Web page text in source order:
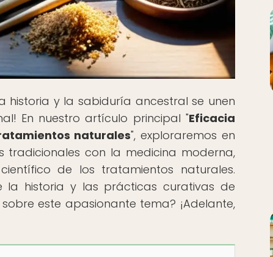
historia y la sabiduría ancestral se unen
En nuestro artículo principal "Eficacia
naturales", exploraremos en
con la medicina moderna,
de los tratamientos naturales.
la historia y las prácticas curativas de
este apasionante tema? ¡Adelante,